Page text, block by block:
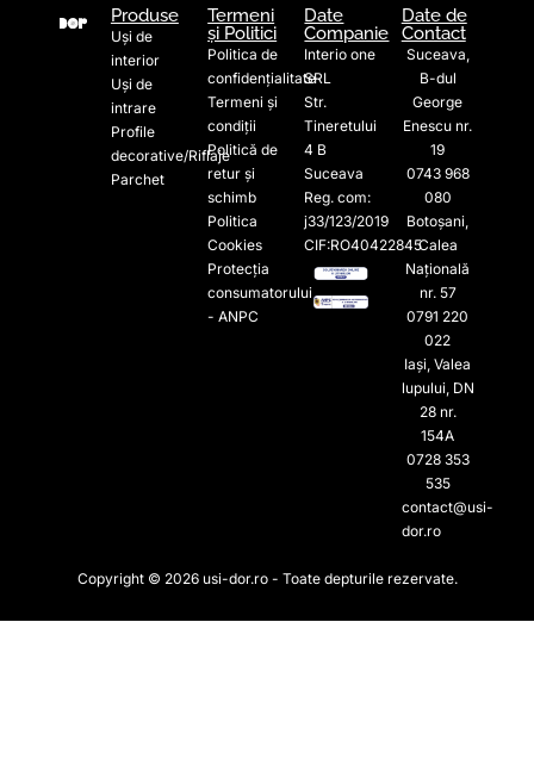
Produse
Uși de
interior
Uși de
intrare
Profile
decorative/Riflaje
Parchet
Termeni
și Politici
Politica de
confidențialitate
Termeni și
condiții
Politică de
retur și
schimb
Politica
Cookies
Protecția
consumatorului
- ANPC
Date
Companie
Interio one
SRL
Str.
Tineretului
4 B
Suceava
Reg. com:
j33/123/2019
CIF:RO40422845
Date de
Contact
Suceava,
B-dul
George
Enescu nr.
19
0743 968
080
Botoșani,
Calea
Națională
nr. 57
0791 220
022​
Iași, Valea
lupului, DN
28 nr.
154A
0728 353
535​
contact@usi-
dor.ro
Copyright © 2026 usi-dor.ro - Toate depturile rezervate.